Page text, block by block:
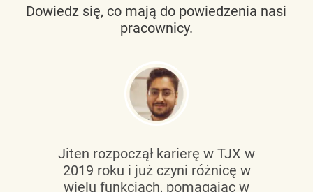
Dowiedz się, co mają do powiedzenia nasi
pracownicy.
Jiten rozpoczął karierę w TJX w
2019 roku i już czyni różnicę w
wielu funkcjach, pomagając w